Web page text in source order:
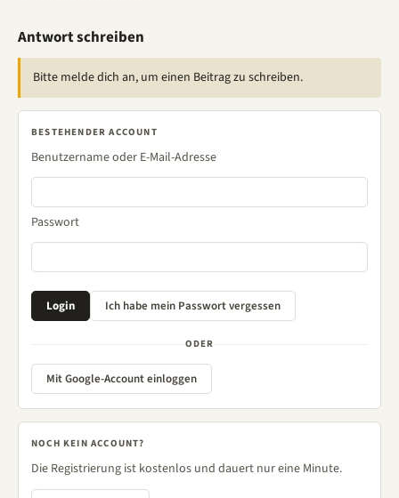
Antwort schreiben
Bitte melde dich an, um einen Beitrag zu schreiben.
BESTEHENDER ACCOUNT
Benutzername oder E-Mail-Adresse
Passwort
ODER
Mit Google-Account einloggen
NOCH KEIN ACCOUNT?
Die Registrierung ist kostenlos und dauert nur eine Minute.